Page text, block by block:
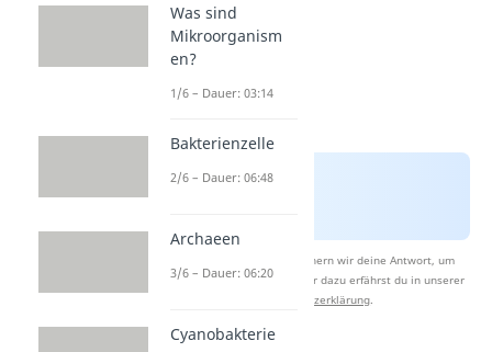
Nach Beantwortung speichern wir deine Antwort, um
Studyflix zu verbessern. Mehr dazu erfährst du in unserer
Datenschutzerklärung.
Was sind
Mikroorganism
en?
1/6 – Dauer: 03:14
Bakterienzelle
2/6 – Dauer: 06:48
Archaeen
3/6 – Dauer: 06:20
Cyanobakterie